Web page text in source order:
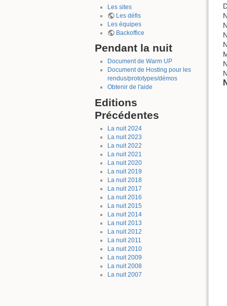
Les sites
Les défis
Les équipes
Backoffice
Pendant la nuit
Document de Warm UP
Document de Hosting pour les
rendus/prototypes/démos
Obtenir de l'aide
Editions
Précédentes
La nuit 2024
La nuit 2023
La nuit 2022
La nuit 2021
La nuit 2020
La nuit 2019
La nuit 2018
La nuit 2017
La nuit 2016
La nuit 2015
La nuit 2014
La nuit 2013
La nuit 2012
La nuit 2011
La nuit 2010
La nuit 2009
La nuit 2008
La nuit 2007